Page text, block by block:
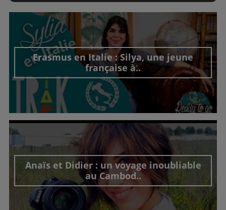
Erasmus en Italie : Silya, une jeune
française à..
Découvrir cet interview
Anaïs et Didier : un voyage inoubliable
au Cambod..